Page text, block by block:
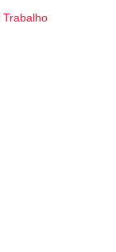
Trabalho